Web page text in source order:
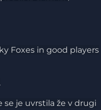
Foxes in good players
se je uvrstila že v drugi